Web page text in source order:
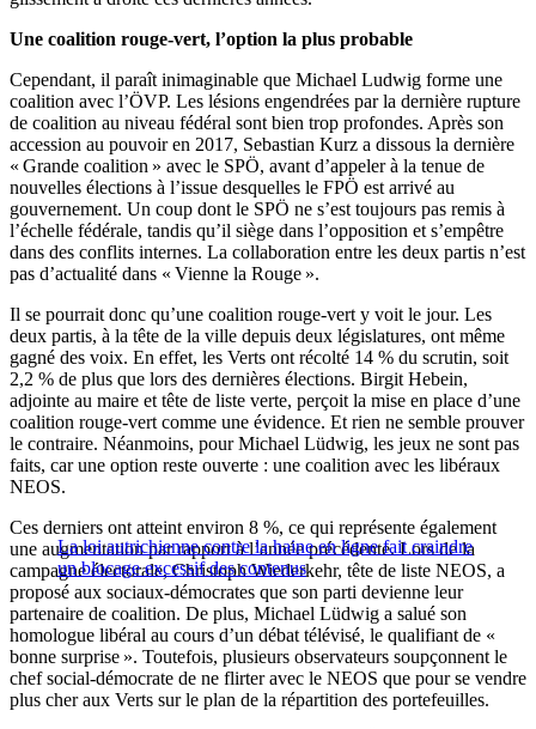
Une coalition rouge-vert, l’option la plus probable
Cependant, il paraît inimaginable que Michael Ludwig forme une
coalition avec l’ÖVP. Les lésions engendrées par la dernière rupture
de coalition au niveau fédéral sont bien trop profondes. Après son
accession au pouvoir en 2017, Sebastian Kurz a dissous la dernière
« Grande coalition » avec le SPÖ, avant d’appeler à la tenue de
nouvelles élections à l’issue desquelles le FPÖ est arrivé au
gouvernement. Un coup dont le SPÖ ne s’est toujours pas remis à
l’échelle fédérale, tandis qu’il siège dans l’opposition et s’empêtre
dans des conflits internes. La collaboration entre les deux partis n’est
pas d’actualité dans « Vienne la Rouge ».
Il se pourrait donc qu’une coalition rouge-vert y voit le jour. Les
deux partis, à la tête de la ville depuis deux législatures, ont même
gagné des voix. En effet, les Verts ont récolté 14 % du scrutin, soit
2,2 % de plus que lors des dernières élections. Birgit Hebein,
adjointe au maire et tête de liste verte, perçoit la mise en place d’une
coalition rouge-vert comme une évidence. Et rien ne semble prouver
le contraire. Néanmoins, pour Michael Lüdwig, les jeux ne sont pas
faits, car une option reste ouverte : une coalition avec les libéraux
NEOS.
La loi autrichienne contre la haine en ligne fait craindre
un blocage excessif des contenus
Ces derniers ont atteint environ 8 %, ce qui représente également
une augmentation par rapport à l’année précédente. Lors de la
campagne électorale, Christoph Wiederkehr, tête de liste NEOS, a
proposé aux sociaux-démocrates que son parti devienne leur
partenaire de coalition. De plus, Michael Lüdwig a salué son
homologue libéral au cours d’un débat télévisé, le qualifiant de «
bonne surprise ». Toutefois, plusieurs observateurs soupçonnent le
chef social-démocrate de ne flirter avec le NEOS que pour se vendre
plus cher aux Verts sur le plan de la répartition des portefeuilles.